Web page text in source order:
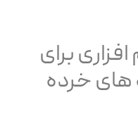
برای
های خرده